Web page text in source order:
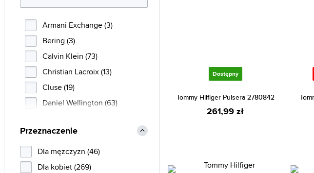
Dostępny
Tommy Hilfiger Pulsera 2780842
261,99 zł
Armani Exchange (3)
Bering (3)
Calvin Klein (73)
Christian Lacroix (13)
Cluse (19)
Daniel Wellington (63)
Emporio Armani (63)
Esprit (48)
Fossil (260)
Przeznaczenie
Dla mężczyzn (46)
Dla kobiet (269)